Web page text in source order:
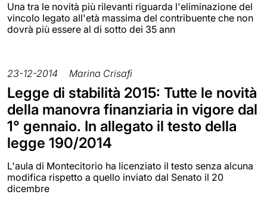
Una tra le novità più rilevanti riguarda l'eliminazione del
vincolo legato all'età massima del contribuente che non
dovrà più essere al di sotto dei 35 ann
23-12-2014 Marina Crisafi
Legge di stabilità 2015: Tutte le novità
della manovra finanziaria in vigore dal
1° gennaio. In allegato il testo della
legge 190/2014
L'aula di Montecitorio ha licenziato il testo senza alcuna
modifica rispetto a quello inviato dal Senato il 20
dicembre